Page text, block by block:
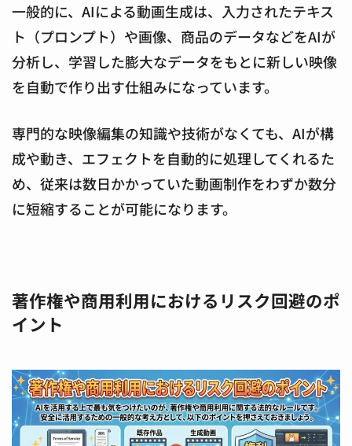
一般的に、AIによる動画生成は、入力されたテキス
ト（プロンプト）や画像、商品のデータなどをAIが
分析し、学習した膨大なデータをもとに新しい映像
を自動で作り出す仕組みになっています。
専門的な映像編集の知識や技術がなくても、AIが構
成や動き、エフェクトを自動的に処理してくれるた
め、従来は数日かかっていた動画制作をわずか数分
に短縮することが可能になります。
著作権や商用利用におけるリスク回避のポ
イント